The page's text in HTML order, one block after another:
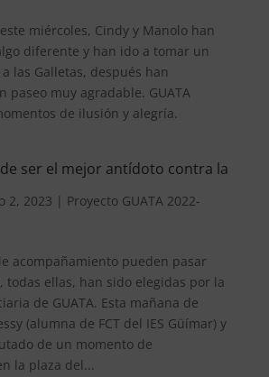
miércoles, Cindy y Manolo han
diferente y han ido a tomar un
las Galletas, después han
paseo muy agradable. GUATA
de ilusión y alegría.
ser el mejor antídoto contra la
2, 2023 | Proyecto GUATA 2022-
acompañamiento pueden pasar
todas ellas, han sido elegidas por la
de GUATA. Esta mañana de
(alumna de FCT del IES Güímar) y
de un momento de
la plaza del...